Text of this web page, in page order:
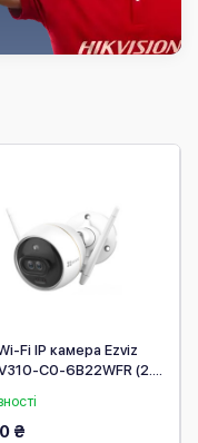
Fi IP камера Ezviz
C0-6B22WFR (2.8
₴